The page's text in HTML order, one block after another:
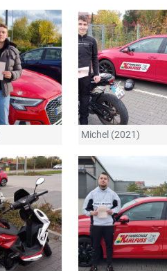
Michel (2021)